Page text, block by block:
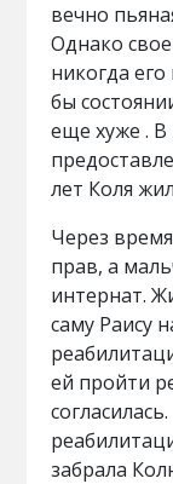
вечно
Однако
никогда
бы
еще хуже . В
лет Коля
Через
прав, а
интернат.
саму Раису
ей пройти
забрала